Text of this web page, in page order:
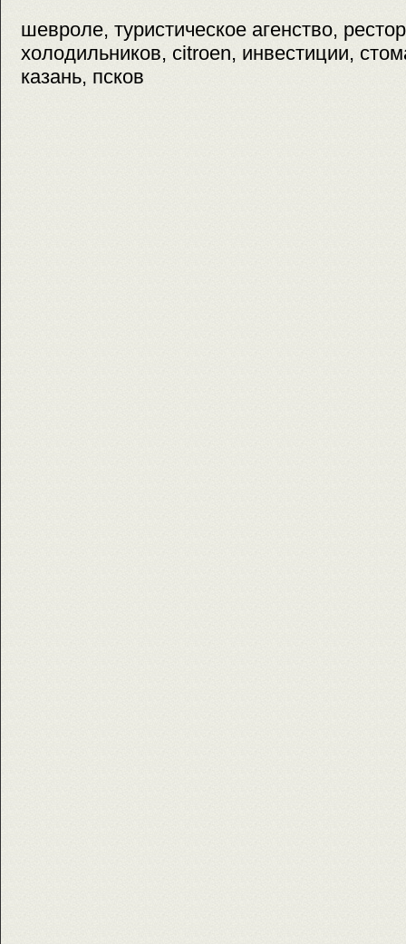
шевроле, туристическое агенство,
холодильников, citroen, инвестиции,
казань, псков